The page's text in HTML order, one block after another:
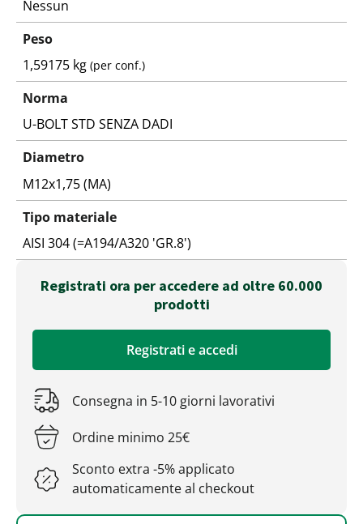
Nessun
Peso
1,59175 kg(per conf.)
Norma
U-BOLT STD SENZA DADI
Diametro
M12x1,75 (MA)
Tipo materiale
AISI 304 (=A194/A320 'GR.8')
Registrati ora per accedere ad oltre 60.000
prodotti
Registrati e accedi
Consegna in 5-10 giorni lavorativi
Ordine minimo 25€
Sconto extra -5% applicato
automaticamente al checkout